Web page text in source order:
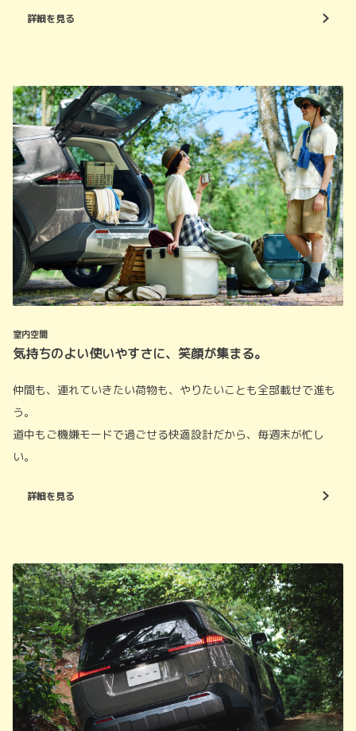
詳細を見る
室内空間
気持ちのよい使いやすさに、笑顔が集まる。
仲間も、連れていきたい荷物も、やりたいことも全部載せで進も
う。
道中もご機嫌モードで過ごせる快適設計だから、毎週末が忙し
い。
詳細を見る